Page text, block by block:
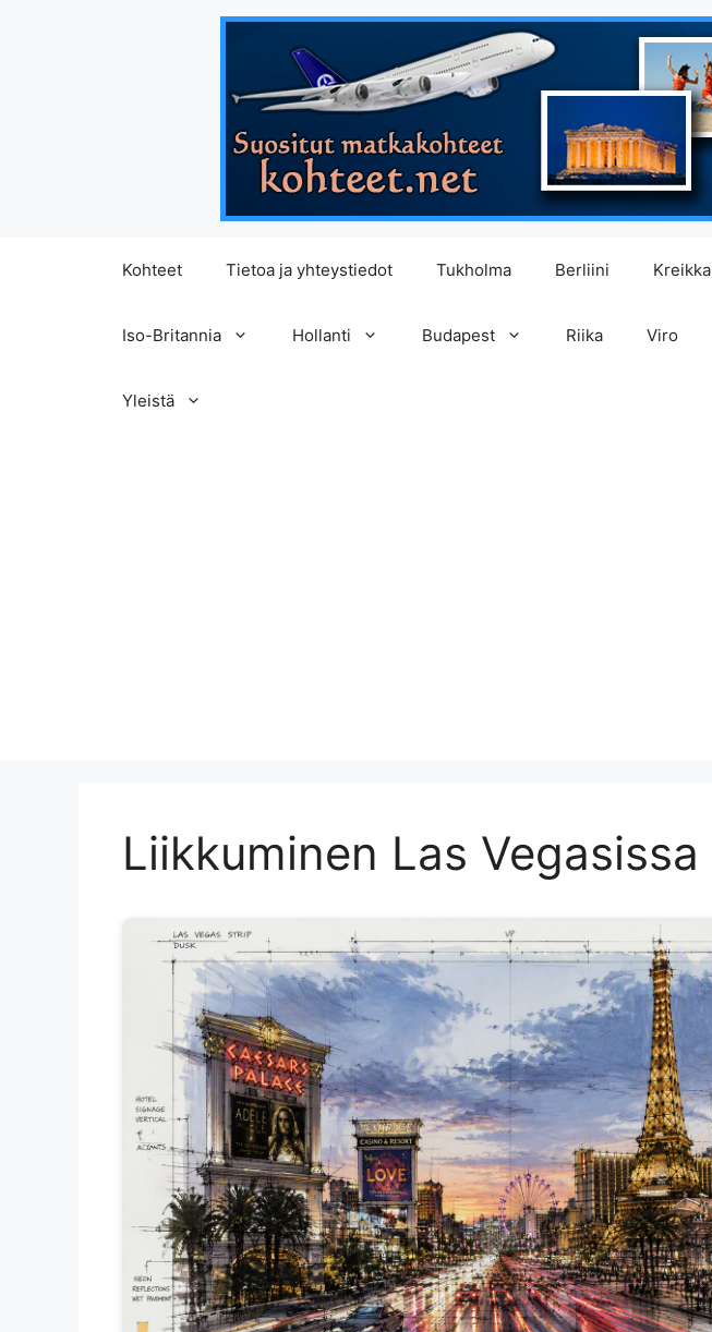
Kohteet Tietoa ja yhteystiedot Tukholma Berliini Kreikka
Iso-Britannia Hollanti Budapest Riika Viro
Yleistä
Liikkuminen Las Vegasissa